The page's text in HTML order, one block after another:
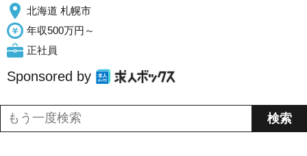
北海道 札幌市
年収500万円～
正社員
Sponsored by